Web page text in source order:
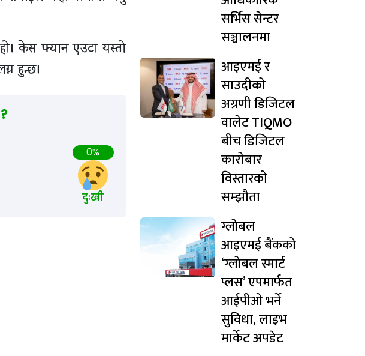
केस फ्यान एउटा यस्तो
हुन्छ।
0%
दुःखी
सर्भिस सेन्टर
सञ्चालनमा
आइएमई र
साउदीको
अग्रणी डिजिटल
वालेट TIQMO
बीच डिजिटल
कारोबार
विस्तारको
सम्झौता
ग्लोबल
आइएमई बैंकको
‘ग्लोबल स्मार्ट
प्लस’ एपमार्फत
आईपीओ भर्ने
सुविधा, लाइभ
मार्केट अपडेट